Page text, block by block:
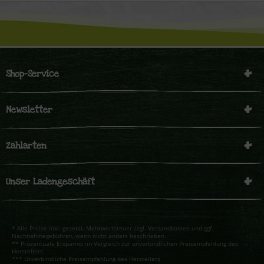
Shop-Service
Newsletter
Zahlarten
Unser Ladengeschäft
* Alle Preise inkl. gesetzl. Mehrwertsteuer zzgl. Versandkosten und ggf.
Nachnahmegebühren, wenn nicht anders beschrieben.
** Prozentuale Ersparnis im Vergleich zur unverbindlichen Preisempfehlung des
Herstellers
*** Unverbindliche Preisempfehlung des Herstellers